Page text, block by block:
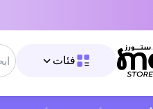
فئات